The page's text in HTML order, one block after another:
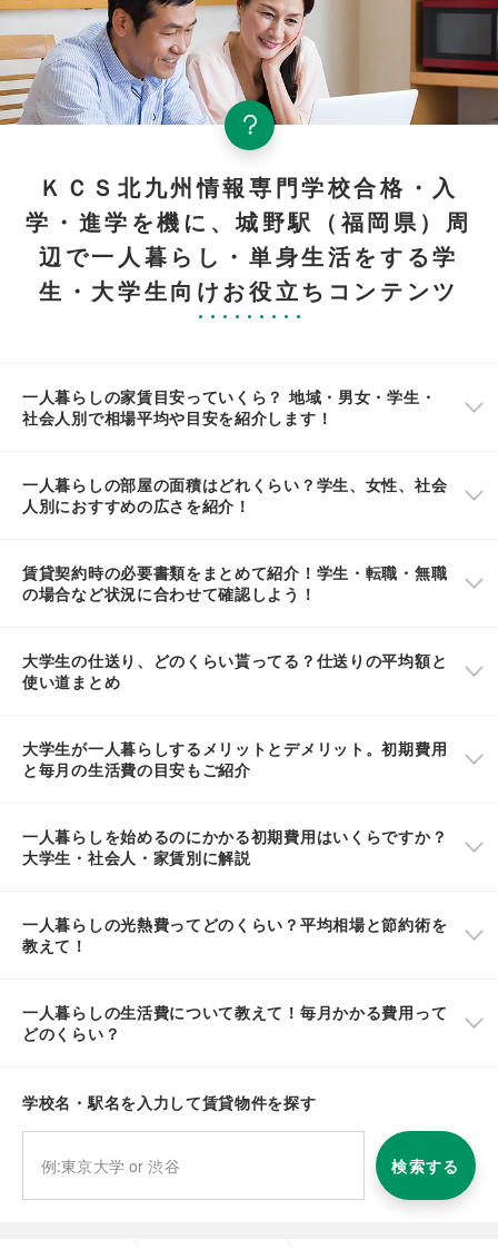
ＫＣＳ北九州情報専門学校合格・入
学・進学を機に、城野駅（福岡県）周
辺で一人暮らし・単身生活をする学
生・大学生向けお役立ちコンテンツ
一人暮らしの家賃目安っていくら？ 地域・男女・学生・
社会人別で相場平均や目安を紹介します！
一人暮らしの部屋の面積はどれくらい？学生、女性、社会
人別におすすめの広さを紹介！
賃貸契約時の必要書類をまとめて紹介！学生・転職・無職
の場合など状況に合わせて確認しよう！
大学生の仕送り、どのくらい貰ってる？仕送りの平均額と
使い道まとめ
大学生が一人暮らしするメリットとデメリット。初期費用
と毎月の生活費の目安もご紹介
一人暮らしを始めるのにかかる初期費用はいくらですか？
大学生・社会人・家賃別に解説
一人暮らしの光熱費ってどのくらい？平均相場と節約術を
教えて！
一人暮らしの生活費について教えて！毎月かかる費用って
どのくらい？
学校名・駅名を入力して賃貸物件を探す
検索する